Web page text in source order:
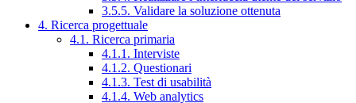
3.5.5. Validare la soluzione ottenuta
4. Ricerca progettuale
4.1. Ricerca primaria
4.1.1. Interviste
4.1.2. Questionari
4.1.3. Test di usabilità
4.1.4. Web analytics